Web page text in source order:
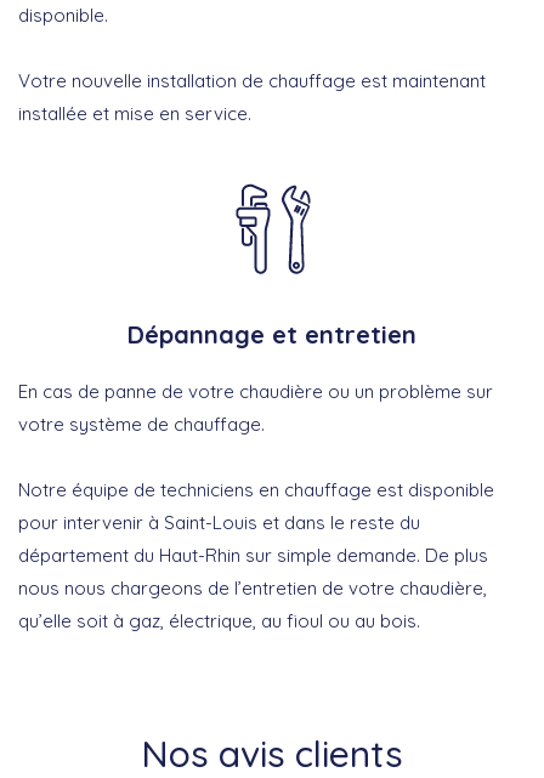
disponible.
Votre nouvelle installation de chauffage est maintenant
installée et mise en service.
Dépannage et entretien
En cas de panne de votre chaudière ou un problème sur
votre système de chauffage.
Notre équipe de techniciens en chauffage est disponible
pour intervenir à Saint-Louis et dans le reste du
département du Haut-Rhin sur simple demande. De plus
nous nous chargeons de l’entretien de votre chaudière,
qu’elle soit à gaz, électrique, au fioul ou au bois.
Nos avis clients